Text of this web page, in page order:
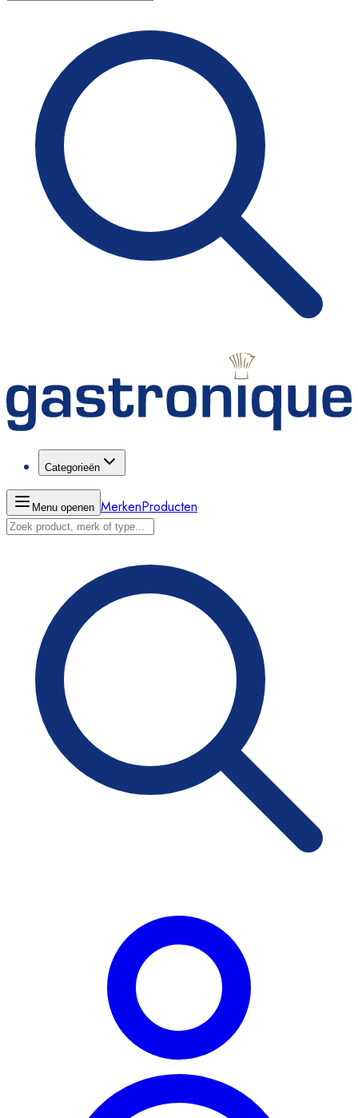
Categorieën
Menu openen MerkenProducten